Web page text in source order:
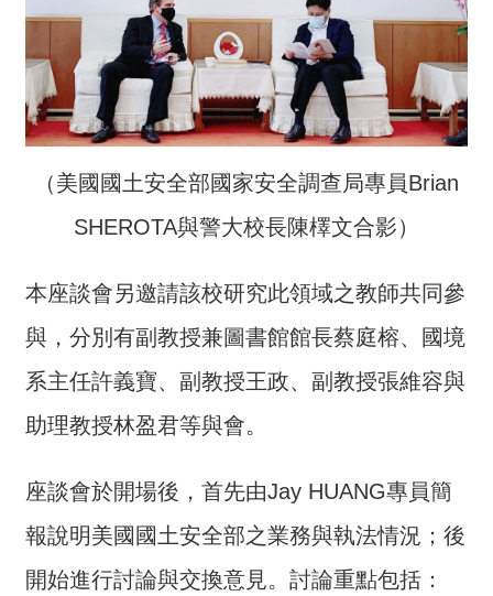
題
務
回
頁
網
站
民
意
信
（美國國土安全部國家安全調查局專員Brian
SHEROTA與警大校長陳檡文合影）
本座談會另邀請該校研究此領域之教師共同參
與，分別有副教授兼圖書館館長蔡庭榕、國境
系主任許義寶、副教授王政、副教授張維容與
助理教授林盈君等與會。
座談會於開場後，首先由Jay HUANG專員簡
報說明美國國土安全部之業務與執法情況；後
開始進行討論與交換意見。討論重點包括：